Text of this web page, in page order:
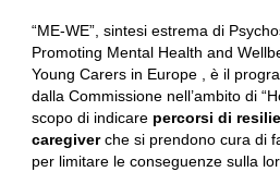
“ME-WE”, sintesi estrema di
Promoting Mental Health and
Young Carers in Europe , è il
dalla Commissione nell’ambito di
scopo di indicare percorsi di
caregiverche si prendono cura di
per limitare le conseguenze sulla